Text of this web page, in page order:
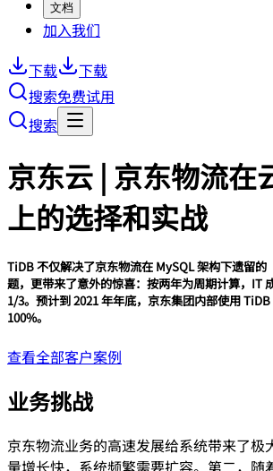
文档
加入我们
下载
下载
搜索免费试用
搜索
京东云 | 京东物流在
上的选择和实战
TiDB 不仅解决了京东物流在 MySQL 架构下遗留
题，更带来了意外的惊喜：按两年为周期计算，IT
1/3。预计到 2021 年年底，京东集团内部使用
100%。
查看全部客户案例
业务挑战
京东物流业务的高速发展给系统带来了极
量增长快，系统频繁需要扩容。第二，随